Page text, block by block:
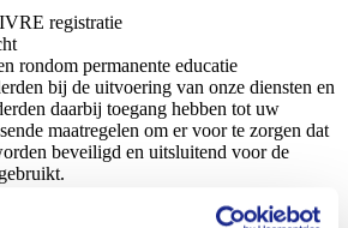
registratie
rondom permanente educatie
bij de uitvoering van onze diensten en
daarbij toegang hebben tot uw
maatregelen om er voor te zorgen dat
beveiligd en uitsluitend voor de
het NIVRE in geen geval